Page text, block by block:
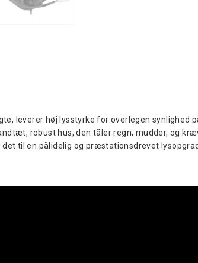
leverer høj lysstyrke for overlegen synlighed
robust hus, den tåler regn, mudder, og
til en pålidelig og præstationsdrevet